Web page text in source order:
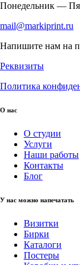
Понедельник —
mail@markiprint.ru
Напишите нам на
Реквизиты
Политика
О нас
О студии
Услуги
Наши работы
Контакты
Блог
У нас можно напечатать
Визитки
Бирки
Каталоги
Постеры